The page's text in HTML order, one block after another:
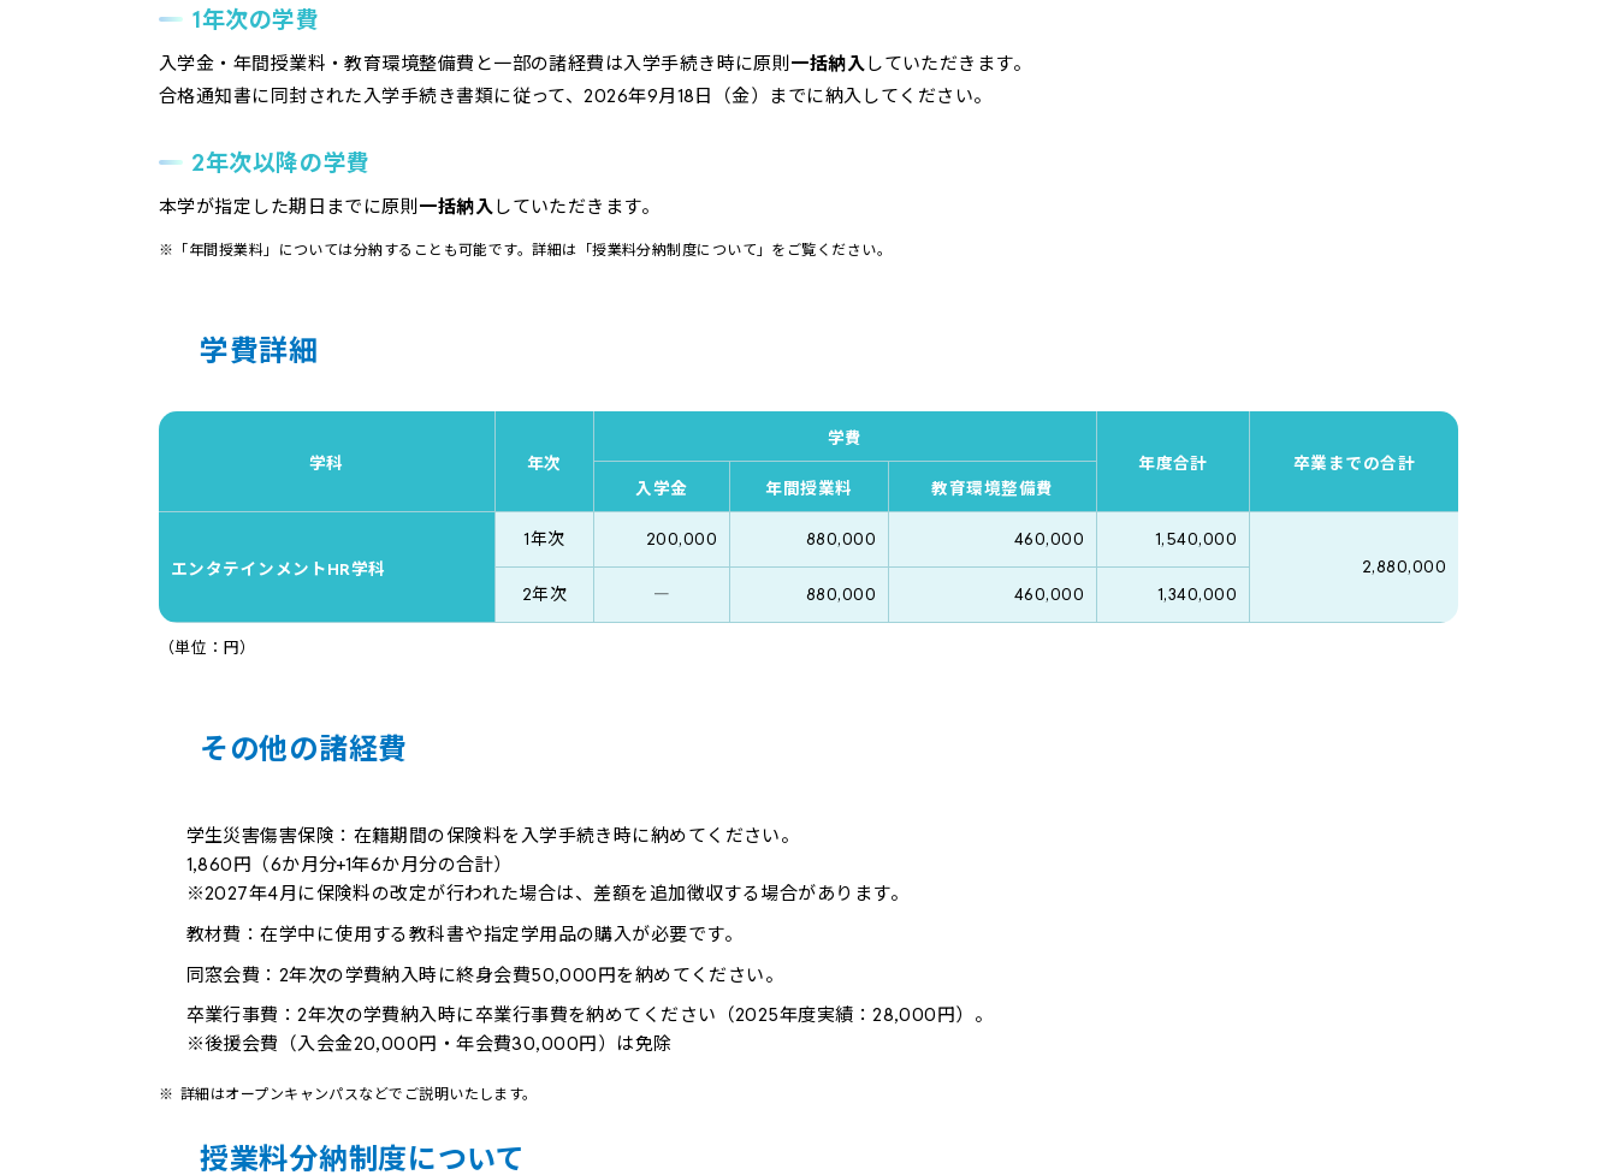
1年次の学費
入学金・年間授業料・教育環境整備費と一部の諸経費は入学手続き時に原則一括納入 していただきます。
合格通知書に同封された入学手続き書類に従って、2026年9月18日（金）までに納入してください。
2年次以降の学費
本学が指定した期日までに原則 一括納入していただきます。
※「年間授業料」については分納することも可能です。詳細は「授業料分納制度について 」をご覧ください。
学費詳細
学科 年次
学費
年度合計
卒業までの合計
入学金
年間授業料 教育環境整備費
エンタテインメントHR学科
1年次 200,000 880,000 460,000
1,540,000
2,880,000
2年次
― 880,000 460,000 1,340,000
（単位：円）
その他の諸経費
学生災害傷害保険：在籍期間の保険料を入学手続き時に納めてください。
1,860円（6か月分+1年6か月分の合計）
※2027年4月に保険料の改定が行われた場合は、差額を追加徴収する場合があります。
教材費：在学中に使用する教科書や指定学用品の購入が必要です。
同窓会費：2年次の学費納入時に終身会費50,000円を納めてください。
卒業行事費：2年次の学費納入時に卒業行事費を納めてください（2025年度実績：28,000円）。
※後援会費（入会金20,000円・年会費30,000円）は免除
詳細はオープンキャンパスなどでご説明いたします。
授業料分納制度について